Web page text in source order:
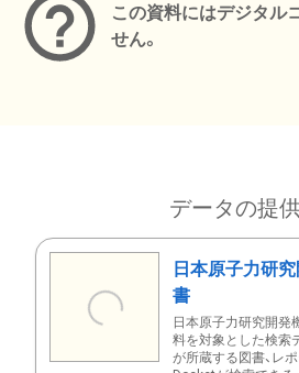
この資料にはデジタル
せん。
データの提
日本原子力研
書
日本原子力研究開発
料を対象とした検索
が所蔵する図書、レポ